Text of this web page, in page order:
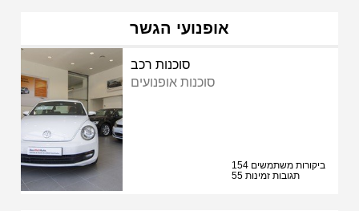
אופנועי הגשר
סוכנות רכב
סוכנות אופנועים
154 ביקורות משתמשים
55 תגובות זמינות